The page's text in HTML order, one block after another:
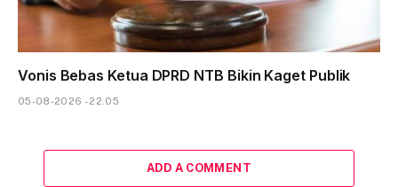
Vonis Bebas Ketua DPRD NTB Bikin Kaget Publik
05-08-2026 - 22.05
ADD A COMMENT